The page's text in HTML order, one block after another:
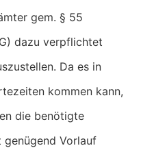
gem. § 55
dazu verpflichtet
Da es in
kommen kann,
die benötigte
Vorlauf